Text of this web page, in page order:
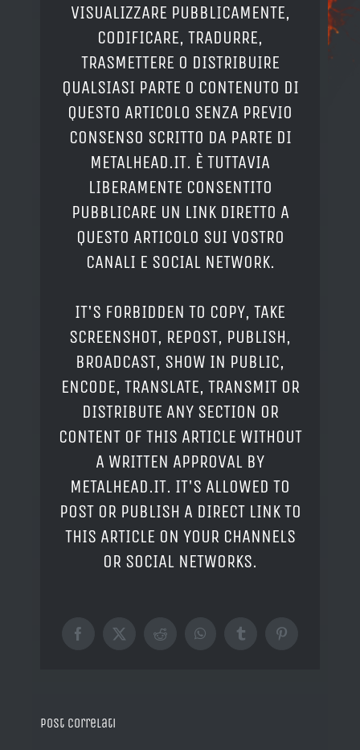
VISUALIZZARE PUBBLICAMENTE,
CODIFICARE, TRADURRE,
TRASMETTERE O DISTRIBUIRE
QUALSIASI PARTE O CONTENUTO DI
QUESTO ARTICOLO SENZA PREVIO
CONSENSO SCRITTO DA PARTE DI
METALHEAD.IT. È TUTTAVIA
LIBERAMENTE CONSENTITO
PUBBLICARE UN LINK DIRETTO A
QUESTO ARTICOLO SUI VOSTRO
CANALI E SOCIAL NETWORK.
IT'S FORBIDDEN TO COPY, TAKE
SCREENSHOT, REPOST, PUBLISH,
BROADCAST, SHOW IN PUBLIC,
ENCODE, TRANSLATE, TRANSMIT OR
DISTRIBUTE ANY SECTION OR
CONTENT OF THIS ARTICLE WITHOUT
A WRITTEN APPROVAL BY
METALHEAD.IT. IT'S ALLOWED TO
POST OR PUBLISH A DIRECT LINK TO
THIS ARTICLE ON YOUR CHANNELS
OR SOCIAL NETWORKS.
Facebook
X RedditWhatsAppTumblrPinterest
Post correlati